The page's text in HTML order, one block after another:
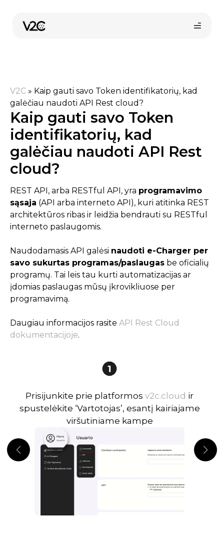
turinio
Pirkti internetu
V2C » Kaip gauti savo Token identifikatorių, kad
galėčiau naudoti API Rest cloud?
Kaip gauti savo Token
identifikatorių, kad
galėčiau naudoti API Rest
cloud?
REST API, arba RESTful API, yra programavimo
sąsaja (API arba interneto API), kuri atitinka REST
architektūros ribas ir leidžia bendrauti su RESTful
interneto paslaugomis.
Naudodamasis API galėsi naudoti e-Charger per
savo sukurtas programas/paslaugas be oficialių
programų. Tai leis tau kurti automatizacijas ar
įdomias paslaugas mūsų įkrovikliuose per
programavimą.
Daugiau informacijos rasite API Rest Cloud
dokumentacijoje.
Prisijunkite prie platformos v2c.cloud ir
spustelėkite ‘Vartotojas’, esantį kairiajame
viršutiniame kampe